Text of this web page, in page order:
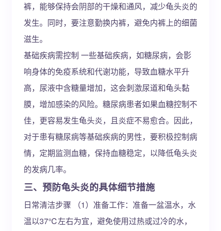
裤，能够保持会阴部的干燥和通风，减少龟头炎的
发生。同时，要注意勤换内裤，避免内裤上的细菌
滋生。
基础疾病需控制 一些基础疾病，如糖尿病，会影
响身体的免疫系统和代谢功能，导致血糖水平升
高，尿液中含糖量增加，这会刺激尿道和龟头黏
膜，增加感染的风险。糖尿病患者如果血糖控制不
佳，更容易发生龟头炎，且炎症不易愈合。因此，
对于患有糖尿病等基础疾病的男性，要积极控制病
情，定期监测血糖，保持血糖稳定，以降低龟头炎
的发病几率。
三、预防龟头炎的具体细节措施
日常清洁步骤 （1）准备工作：准备一盆温水，水
温以37℃左右为宜，避免使用过热或过冷的水，